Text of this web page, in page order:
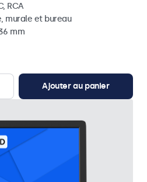
RCA
murale et bureau
mm
Ajouter au panier